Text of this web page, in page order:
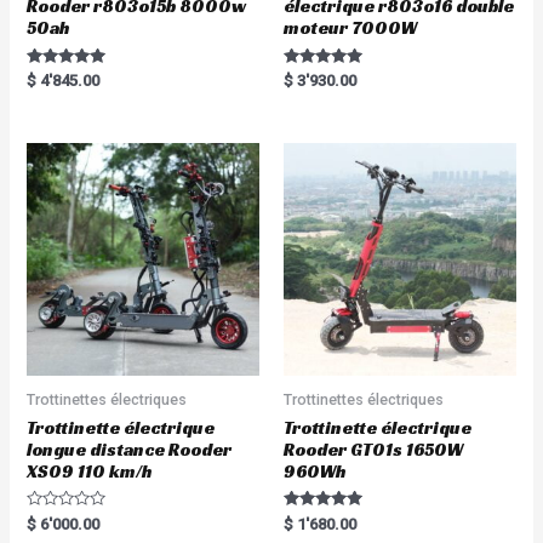
Rooder r803o15b 8000w
50ah
Rated
5.00
$ 4'845.00
électrique r803o16 double
moteur 7000W
Rated
5.00
$ 3'930.00
Trottinettes électriques
Trottinette électrique
longue distance Rooder
XS09 110 km/h
R
a
$ 6'000.00
Trottinettes électriques
Trottinette électrique
Rooder GT01s 1650W
960Wh
Rated
5.00
$ 1'680.00